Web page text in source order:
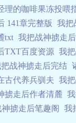
理的咖啡果冻投喂
141章完整版 我把
txt 我把战神掳走
TXT百度资源 我
战神掳走后完结
古代养兵驯夫 我
掳走后作者清麓
神掳走后笔趣阁 我